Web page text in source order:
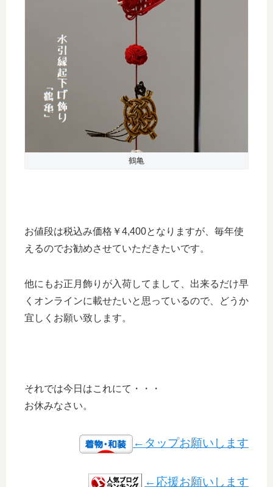
鶴亀
お値段は税込み価格￥4,400となりますが、毎年使
えるのでお勧めさせていただきたいです。
他にもお正月飾りが入荷してまして、出来るだけ早
くオンラインに載せたいと思っているので、どうか
宜しくお願い致します。
それでは今日はこれにて・・・
お休みなさい。
←タップお願いします
←応援お願いします